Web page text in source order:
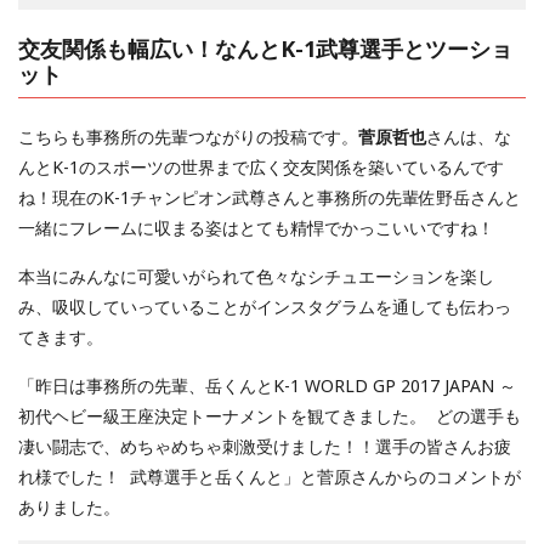
交友関係も幅広い！なんとK-1武尊選手とツーショ
ット
こちらも事務所の先輩つながりの投稿です。 菅原哲也さんは、な
んとK-1のスポーツの世界まで広く交友関係を築いているんです
ね！現在のK-1チャンピオン武尊さんと事務所の先輩佐野岳さんと
一緒にフレームに収まる姿はとても精悍でかっこいいですね！
本当にみんなに可愛いがられて色々なシチュエーションを楽し
み、吸収していっていることがインスタグラムを通しても伝わっ
てきます。
「昨日は事務所の先輩、岳くんとK-1 WORLD GP 2017 JAPAN ～
初代ヘビー級王座決定トーナメントを観てきました。 どの選手も
凄い闘志で、めちゃめちゃ刺激受けました！！選手の皆さんお疲
れ様でした！ 武尊選手と岳くんと」と菅原さんからのコメントが
ありました。